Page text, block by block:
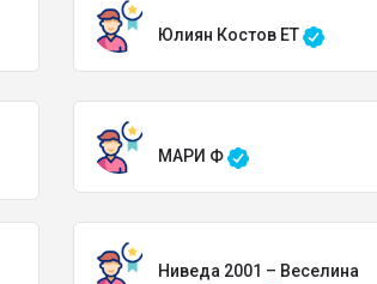
Юлиян Костов ЕТ
МАРИ Ф
Ниведа 2001 – Веселина